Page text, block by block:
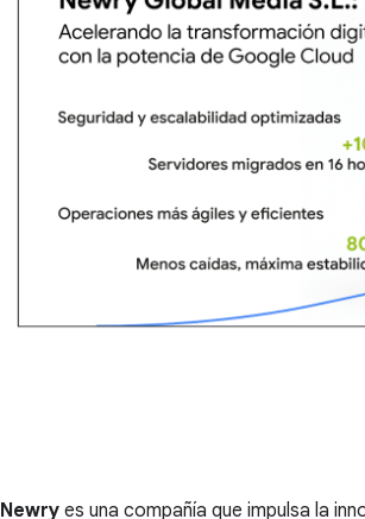
Newry es una compañía que impulsa la